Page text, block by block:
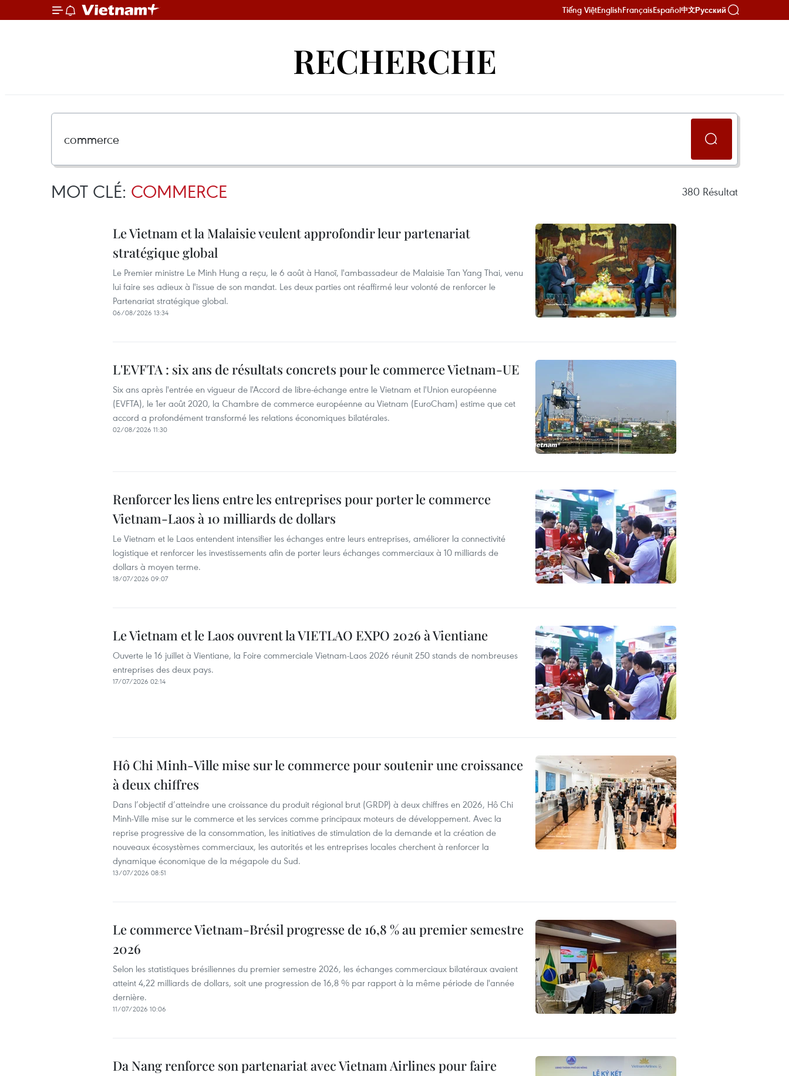
Tiếng ViệtEnglishFrançaisEspañol中文Русский
RECHERCHE
MOT CLÉ: COMMERCE 380 Résultat
Le Vietnam et la Malaisie veulent approfondir leur partenariat
stratégique global
Le Premier ministre Le Minh Hung a reçu, le 6 août à Hanoï, l'ambassadeur de Malaisie Tan Yang Thai, venu
lui faire ses adieux à l'issue de son mandat. Les deux parties ont réaffirmé leur volonté de renforcer le
Partenariat stratégique global.
06/08/2026 13:34
L'EVFTA : six ans de résultats concrets pour le commerce Vietnam-UE
Six ans après l'entrée en vigueur de l'Accord de libre-échange entre le Vietnam et l'Union européenne
(EVFTA), le 1er août 2020, la Chambre de commerce européenne au Vietnam (EuroCham) estime que cet
accord a profondément transformé les relations économiques bilatérales.
02/08/2026 11:30
Renforcer les liens entre les entreprises pour porter le commerce
Vietnam-Laos à 10 milliards de dollars
Le Vietnam et le Laos entendent intensifier les échanges entre leurs entreprises, améliorer la connectivité
logistique et renforcer les investissements afin de porter leurs échanges commerciaux à 10 milliards de
dollars à moyen terme.
18/07/2026 09:07
Le Vietnam et le Laos ouvrent la VIETLAO EXPO 2026 à Vientiane
Ouverte le 16 juillet à Vientiane, la Foire commerciale Vietnam-Laos 2026 réunit 250 stands de nombreuses
entreprises des deux pays.
17/07/2026 02:14
Hô Chi Minh-Ville mise sur le commerce pour soutenir une croissance
à deux chiffres
Dans l’objectif d’atteindre une croissance du produit régional brut (GRDP) à deux chiffres en 2026, Hô Chi
Minh-Ville mise sur le commerce et les services comme principaux moteurs de développement. Avec la
reprise progressive de la consommation, les initiatives de stimulation de la demande et la création de
nouveaux écosystèmes commerciaux, les autorités et les entreprises locales cherchent à renforcer la
dynamique économique de la mégapole du Sud.
13/07/2026 08:51
Le commerce Vietnam-Brésil progresse de 16,8 % au premier semestre
2026
Selon les statistiques brésiliennes du premier semestre 2026, les échanges commerciaux bilatéraux avaient
atteint 4,22 milliards de dollars, soit une progression de 16,8 % par rapport à la même période de l'année
dernière.
11/07/2026 10:06
Da Nang renforce son partenariat avec Vietnam Airlines pour faire